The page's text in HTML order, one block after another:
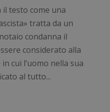
il testo come una
tratta da un
condanna il
considerato alla
cui l’uomo nella sua
al tutto...